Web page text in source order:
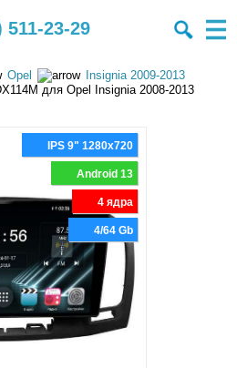
511-23-29
Opel
Insignia 2009-2013
для Opel Insignia 2008-2013
IPS 9" 1280x720
Android 13
4 ядра
4/64 Gb